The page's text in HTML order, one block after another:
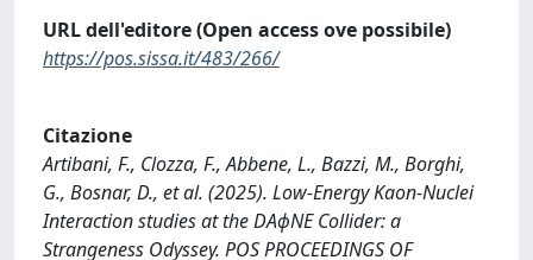
URL dell'editore (Open access ove possibile)
https://pos.sissa.it/483/266/
Citazione
Artibani, F., Clozza, F., Abbene, L., Bazzi, M., Borghi,
G., Bosnar, D., et al. (2025). Low-Energy Kaon-Nuclei
Interaction studies at the DAϕNE Collider: a
Strangeness Odyssey. POS PROCEEDINGS OF